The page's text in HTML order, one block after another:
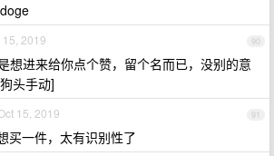
90
15, 2019
想进来给你点个赞，留个名而已，没别的意
头手动]
91
15, 2019
买一件，太有识别性了